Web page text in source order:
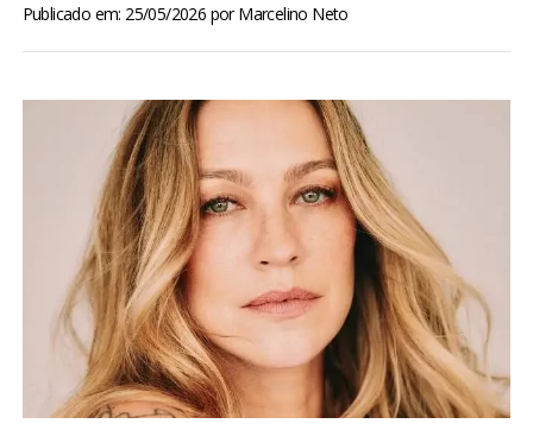
BRASIL
ESPORTES
ENTRETENIMENTO
ENQUETE
TV LPB
Publicado em: 25/05/2026 porMarcelino Neto